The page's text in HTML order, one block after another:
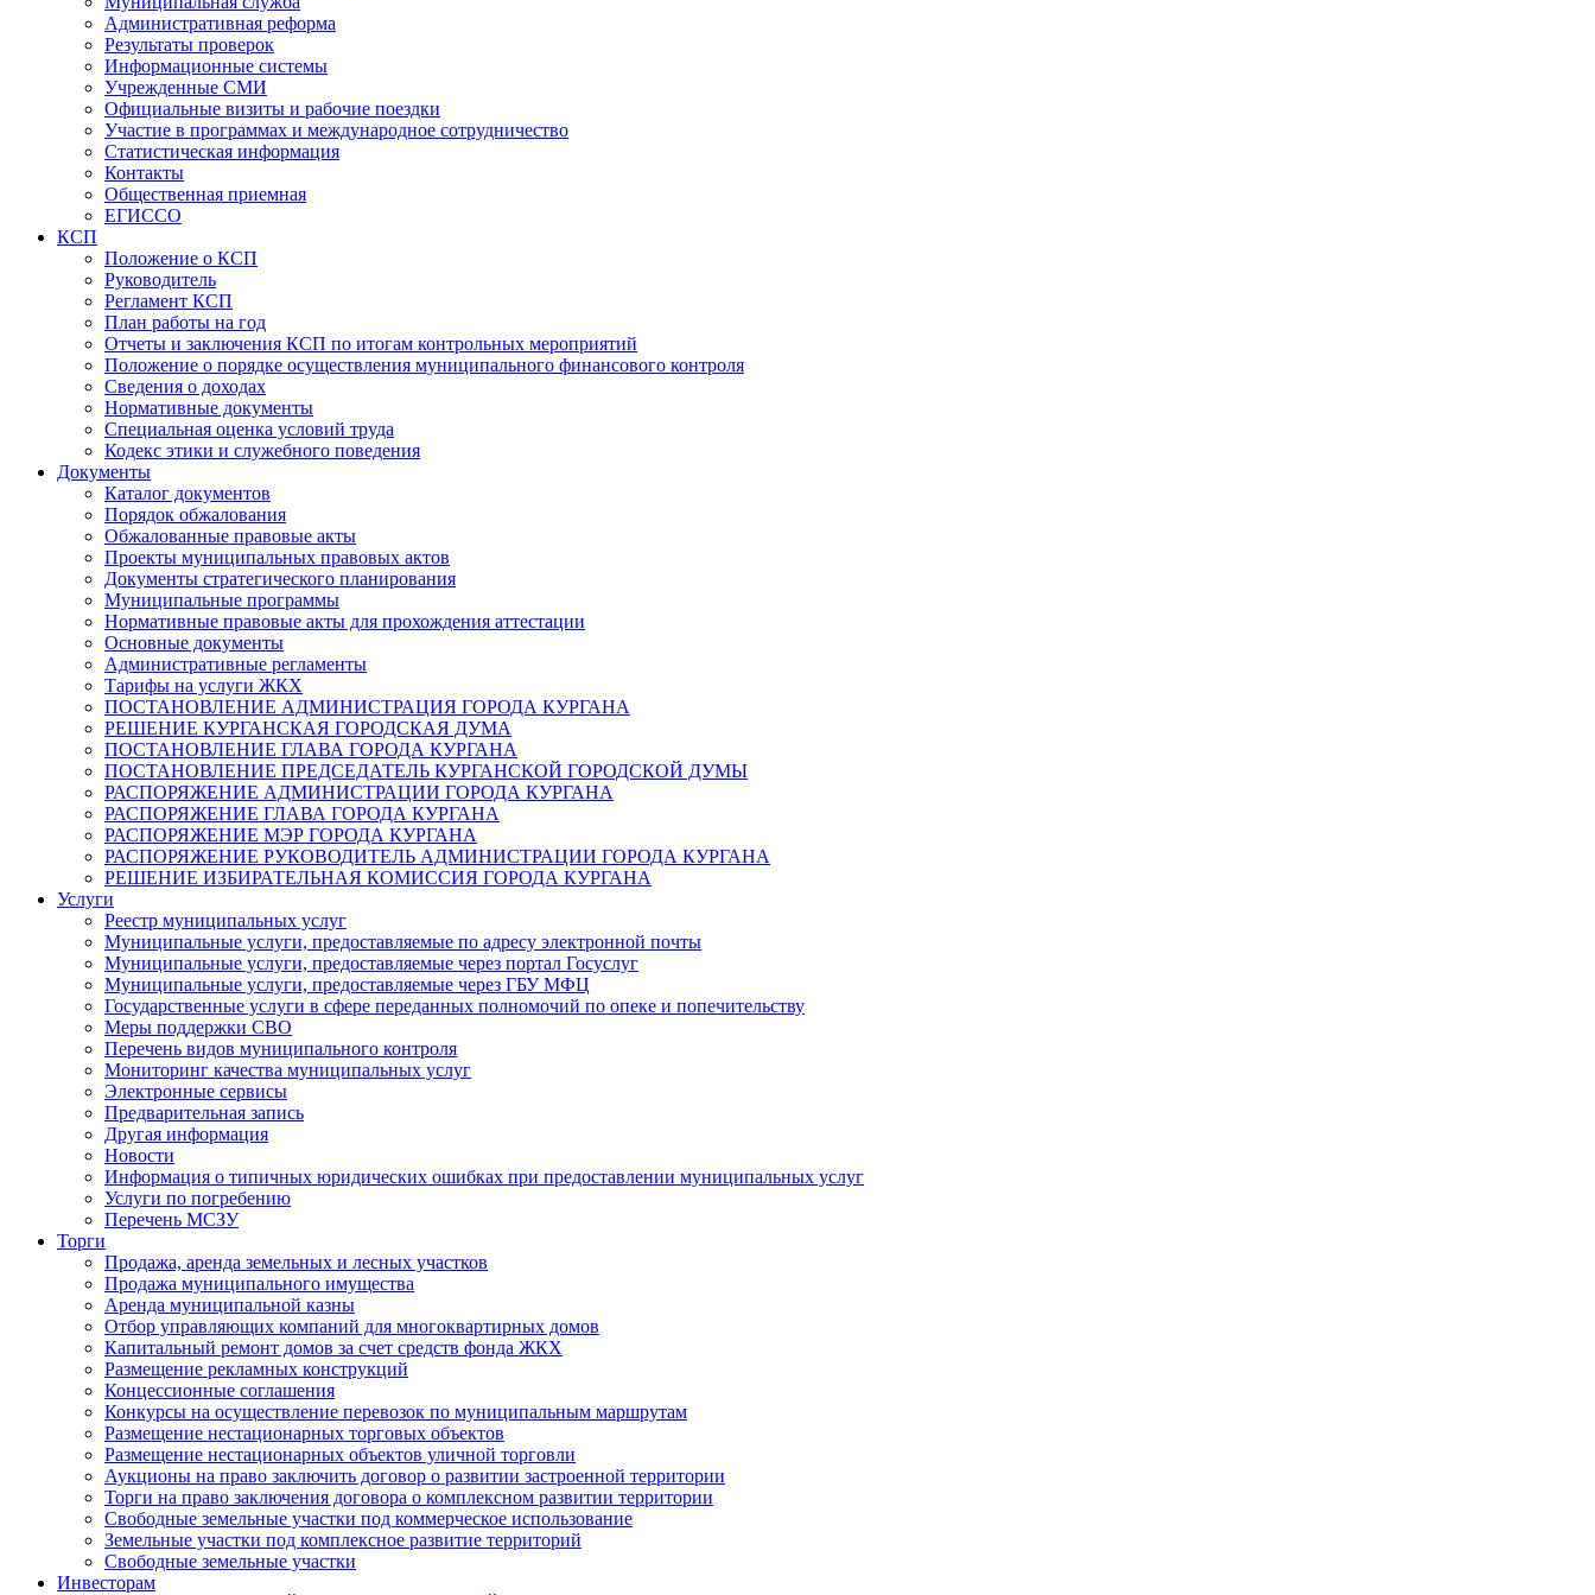
Административная реформа
Результаты проверок
Информационные системы
Учрежденные СМИ
Официальные визиты и рабочие поездки
Участие в программах и международное сотрудничество
Статистическая информация
Контакты
Общественная приемная
ЕГИССО
КСП
Положение о КСП
Руководитель
Регламент КСП
План работы на год
Отчеты и заключения КСП по итогам контрольных мероприятий
Положение о порядке осуществления муниципального финансового контроля
Сведения о доходах
Нормативные документы
Специальная оценка условий труда
Кодекс этики и служебного поведения
Документы
Каталог документов
Порядок обжалования
Обжалованные правовые акты
Проекты муниципальных правовых актов
Документы стратегического планирования
Муниципальные программы
Нормативные правовые акты для прохождения аттестации
Основные документы
Административные регламенты
Тарифы на услуги ЖКХ
ПОСТАНОВЛЕНИЕ АДМИНИСТРАЦИЯ ГОРОДА КУРГАНА
РЕШЕНИЕ КУРГАНСКАЯ ГОРОДСКАЯ ДУМА
ПОСТАНОВЛЕНИЕ ГЛАВА ГОРОДА КУРГАНА
ПОСТАНОВЛЕНИЕ ПРЕДСЕДАТЕЛЬ КУРГАНСКОЙ ГОРОДСКОЙ ДУМЫ
РАСПОРЯЖЕНИЕ АДМИНИСТРАЦИИ ГОРОДА КУРГАНА
РАСПОРЯЖЕНИЕ ГЛАВА ГОРОДА КУРГАНА
РАСПОРЯЖЕНИЕ МЭР ГОРОДА КУРГАНА
РАСПОРЯЖЕНИЕ РУКОВОДИТЕЛЬ АДМИНИСТРАЦИИ ГОРОДА КУРГАНА
РЕШЕНИЕ ИЗБИРАТЕЛЬНАЯ КОМИССИЯ ГОРОДА КУРГАНА
Услуги
Реестр муниципальных услуг
Муниципальные услуги, предоставляемые по адресу электронной почты
Муниципальные услуги, предоставляемые через портал Госуслуг
Муниципальные услуги, предоставляемые через ГБУ МФЦ
Государственные услуги в сфере переданных полномочий по опеке и попечительству
Меры поддержки СВО
Перечень видов муниципального контроля
Мониторинг качества муниципальных услуг
Электронные сервисы
Предварительная запись
Другая информация
Новости
Информация о типичных юридических ошибках при предоставлении муниципальных услуг
Услуги по погребению
Перечень МСЗУ
Торги
Продажа, аренда земельных и лесных участков
Продажа муниципального имущества
Аренда муниципальной казны
Отбор управляющих компаний для многоквартирных домов
Капитальный ремонт домов за счет средств фонда ЖКХ
Размещение рекламных конструкций
Концессионные соглашения
Конкурсы на осуществление перевозок по муниципальным маршрутам
Размещение нестационарных торговых объектов
Размещение нестационарных объектов уличной торговли
Аукционы на право заключить договор о развитии застроенной территории
Торги на право заключения договора о комплексном развитии территории
Свободные земельные участки под коммерческое использование
Земельные участки под комплексное развитие территорий
Свободные земельные участки
Инвесторам